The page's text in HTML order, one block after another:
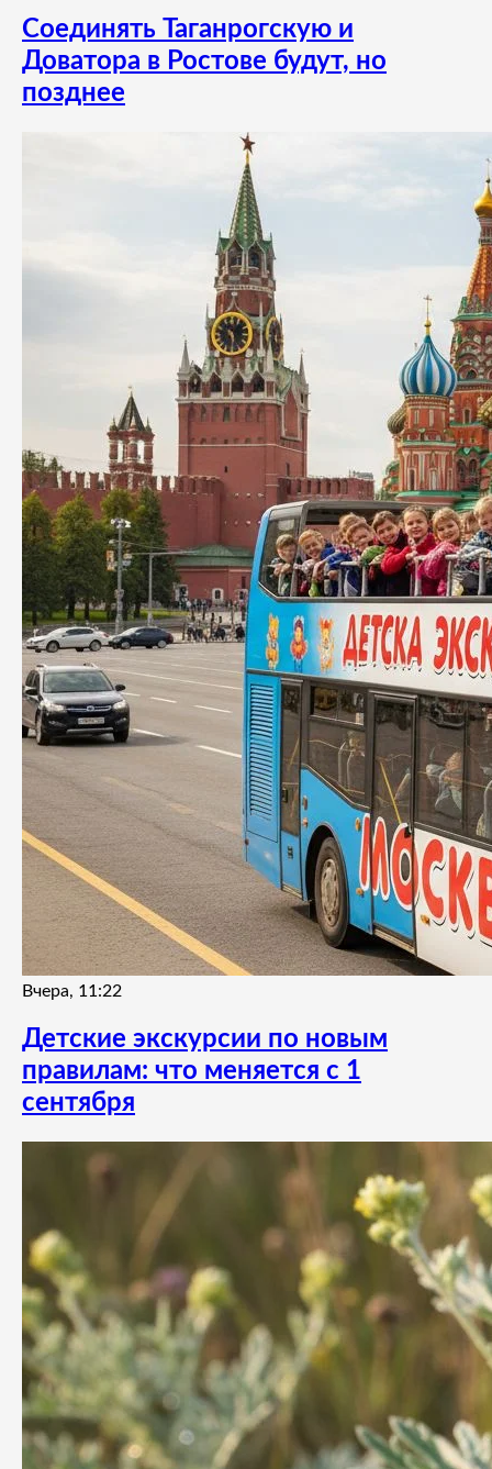
Соединять Таганрогскую и
Доватора в Ростове будут, но
позднее
Вчера, 11:22
Детские экскурсии по новым
правилам: что меняется с 1
сентября